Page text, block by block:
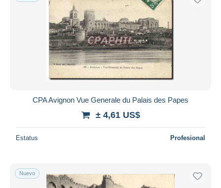
CPA Avignon Vue Generale du Palais des Papes
± 4,61 US$
Estatus Profesional
Nuevo